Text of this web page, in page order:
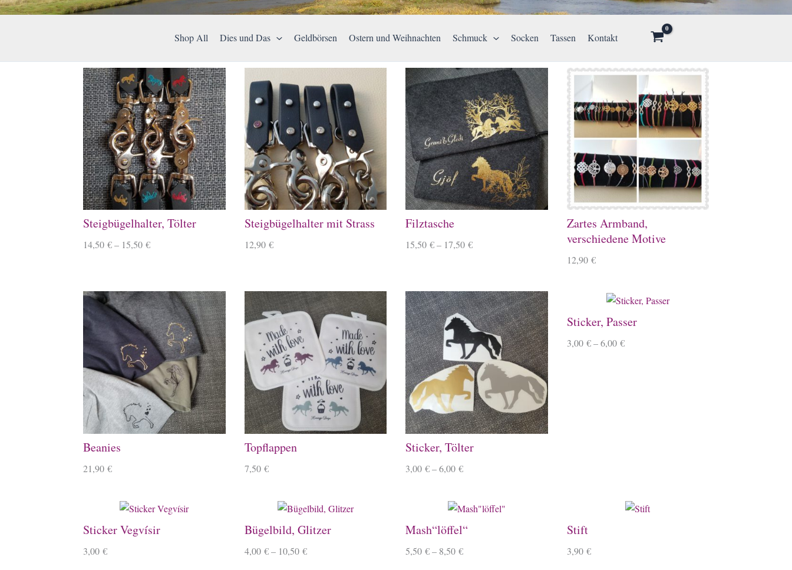
Shop All Dies und Das Geldbörsen Ostern und Weihnachten Schmuck Socken Tassen Kontakt
Steigbügelhalter, Tölter
14,50 €– 15,50 €
Steigbügelhalter mit Strass
12,90 €
Filztasche
15,50 €– 17,50 €
Zartes Armband,
verschiedene Motive
12,90 €
Beanies
21,90 €
Topflappen
7,50 €
Sticker, Tölter
3,00 €–6,00 €
Sticker, Passer
3,00 €–6,00 €
Sticker Vegvísir
3,00 €
Bügelbild, Glitzer
4,00 €– 10,50 €
Mash“löffel“
5,50 €– 8,50 €
Stift
3,90 €